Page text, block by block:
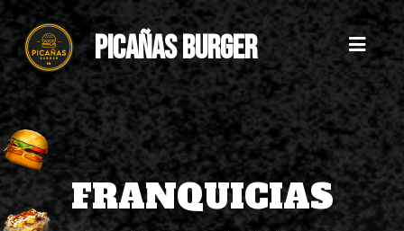
PICAÑAS BURGER
FRANQUICIAS